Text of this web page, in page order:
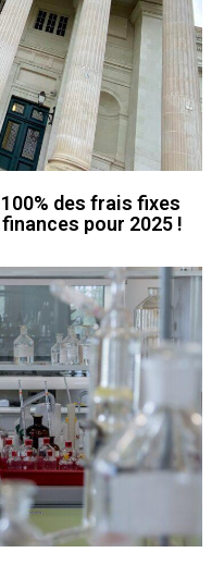
des frais fixes
pour 2025 !